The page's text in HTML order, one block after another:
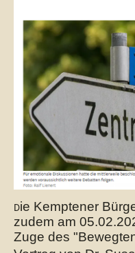
Die Kemptener
zudem am
Zuge des